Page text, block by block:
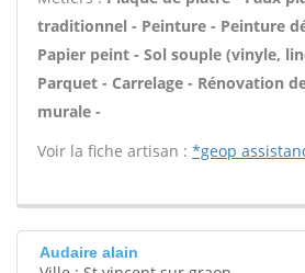
traditionnel - Peinture - Peinture
Papier peint - Sol souple (vinyle,
Parquet - Carrelage - Rénovation
murale -
Voir la fiche artisan : *geop
Audaire alain